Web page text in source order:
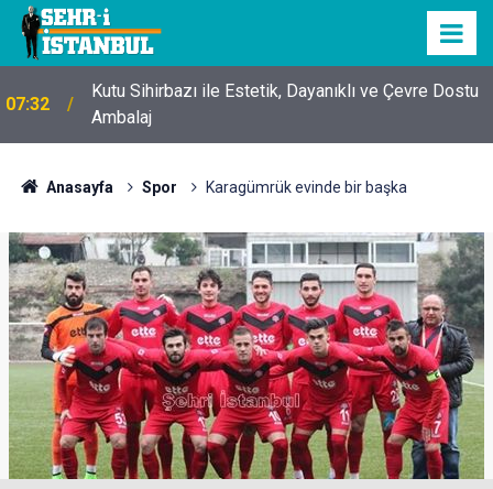
07:32
Kutu Sihirbazı ile Estetik, Dayanıklı ve Çevre Dostu
Ambalaj
Anasayfa Spor Karagümrük evinde bir başka